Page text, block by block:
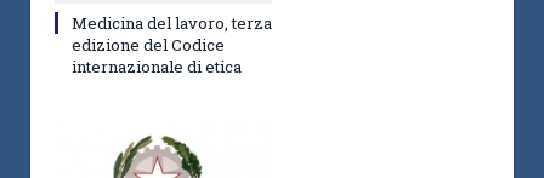
Medicina del lavoro, terza
edizione del Codice
internazionale di etica